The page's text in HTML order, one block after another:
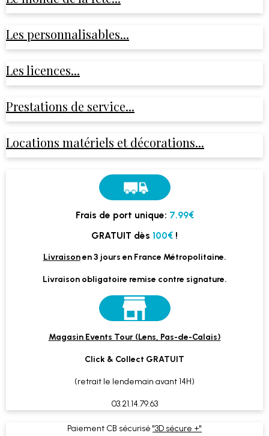
Les personnalisables...
Les licences...
Prestations de service...
Locations matériels et décorations...
Frais de port unique: 7.99€
GRATUIT dès 100€ !
Livraisonen 3 jours en France Métropolitaine.
Livraison obligatoire remise contre signature.
Magasin Events Tour (Lens, Pas-de-Calais)
Click & Collect GRATUIT
(retrait le lendemain avant 14H)
03.21.14.79.63
Paiement CB sécurisé "3D sécure +"